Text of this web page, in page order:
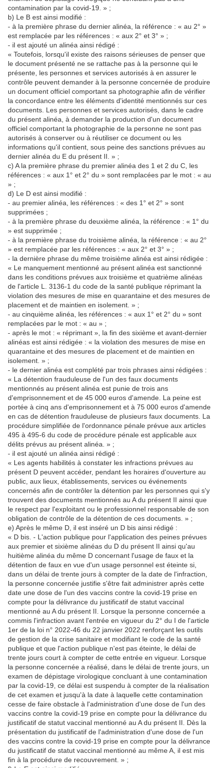
contamination par la covid-19. » ;
b) Le B est ainsi modifié :
- à la première phrase du dernier alinéa, la référence : « au 2° »
est remplacée par les références : « aux 2° et 3° » ;
- il est ajouté un alinéa ainsi rédigé :
« Toutefois, lorsqu'il existe des raisons sérieuses de penser que
le document présenté ne se rattache pas à la personne qui le
présente, les personnes et services autorisés à en assurer le
contrôle peuvent demander à la personne concernée de produire
un document officiel comportant sa photographie afin de vérifier
la concordance entre les éléments d'identité mentionnés sur ces
documents. Les personnes et services autorisés, dans le cadre
du présent alinéa, à demander la production d'un document
officiel comportant la photographie de la personne ne sont pas
autorisés à conserver ou à réutiliser ce document ou les
informations qu'il contient, sous peine des sanctions prévues au
dernier alinéa du E du présent II. » ;
c) A la première phrase du premier alinéa des 1 et 2 du C, les
références : « aux 1° et 2° du » sont remplacées par le mot : « au
» ;
d) Le D est ainsi modifié :
- au premier alinéa, les références : « des 1° et 2° » sont
supprimées ;
- à la première phrase du deuxième alinéa, la référence : « 1° du
» est supprimée ;
- à la première phrase du troisième alinéa, la référence : « au 2°
» est remplacée par les références : « aux 2° et 3° » ;
- la dernière phrase du même troisième alinéa est ainsi rédigée :
« Le manquement mentionné au présent alinéa est sanctionné
dans les conditions prévues aux troisième et quatrième alinéas
de l'article L. 3136-1 du code de la santé publique réprimant la
violation des mesures de mise en quarantaine et des mesures de
placement et de maintien en isolement. » ;
- au cinquième alinéa, les références : « aux 1° et 2° du » sont
remplacées par le mot : « au » ;
- après le mot : « réprimant », la fin des sixième et avant-dernier
alinéas est ainsi rédigée : « la violation des mesures de mise en
quarantaine et des mesures de placement et de maintien en
isolement. » ;
- le dernier alinéa est complété par trois phrases ainsi rédigées :
« La détention frauduleuse de l'un des faux documents
mentionnés au présent alinéa est punie de trois ans
d'emprisonnement et de 45 000 euros d'amende. La peine est
portée à cinq ans d'emprisonnement et à 75 000 euros d'amende
en cas de détention frauduleuse de plusieurs faux documents. La
procédure simplifiée de l'ordonnance pénale prévue aux articles
495 à 495-6 du code de procédure pénale est applicable aux
délits prévus au présent alinéa. » ;
- il est ajouté un alinéa ainsi rédigé :
« Les agents habilités à constater les infractions prévues au
présent D peuvent accéder, pendant les horaires d'ouverture au
public, aux lieux, établissements, services ou événements
concernés afin de contrôler la détention par les personnes qui s'y
trouvent des documents mentionnés au A du présent II ainsi que
le respect par l'exploitant ou le professionnel responsable de son
obligation de contrôle de la détention de ces documents. » ;
e) Après le même D, il est inséré un D bis ainsi rédigé :
« D bis. - L'action publique pour l'application des peines prévues
aux premier et sixième alinéas du D du présent II ainsi qu'au
huitième alinéa du même D concernant l'usage de faux et la
détention de faux en vue d'un usage personnel est éteinte si,
dans un délai de trente jours à compter de la date de l'infraction,
la personne concernée justifie s'être fait administrer après cette
date une dose de l'un des vaccins contre la covid-19 prise en
compte pour la délivrance du justificatif de statut vaccinal
mentionné au A du présent II. Lorsque la personne concernée a
commis l'infraction avant l'entrée en vigueur du 2° du I de l'article
1er de la loi n° 2022-46 du 22 janvier 2022 renforçant les outils
de gestion de la crise sanitaire et modifiant le code de la santé
publique et que l'action publique n'est pas éteinte, le délai de
trente jours court à compter de cette entrée en vigueur. Lorsque
la personne concernée a réalisé, dans le délai de trente jours, un
examen de dépistage virologique concluant à une contamination
par la covid-19, ce délai est suspendu à compter de la réalisation
de cet examen et jusqu'à la date à laquelle cette contamination
cesse de faire obstacle à l'administration d'une dose de l'un des
vaccins contre la covid-19 prise en compte pour la délivrance du
justificatif de statut vaccinal mentionné au A du présent II. Dès la
présentation du justificatif de l'administration d'une dose de l'un
des vaccins contre la covid-19 prise en compte pour la délivrance
du justificatif de statut vaccinal mentionné au même A, il est mis
fin à la procédure de recouvrement. » ;